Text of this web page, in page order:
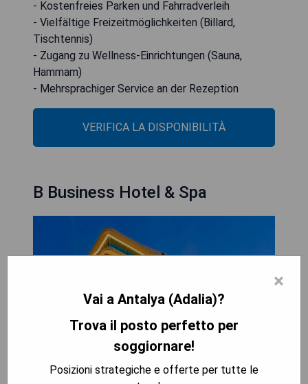
- Kostenfreies Parken und Fahrradverleih
- Vielfältige Freizeitmöglichkeiten (Billard,
Tischtennis)
- Zugang zu Wellness-Einrichtungen (Sauna,
Hammam)
- Mehrsprachiger Service an der Rezeption
VERIFICA LA DISPONIBILITÀ
B Business Hotel & Spa
×
Vai a Antalya (Adalia)?
Trova il posto perfetto per
soggiornare!
Posizioni strategiche e offerte per tutte le